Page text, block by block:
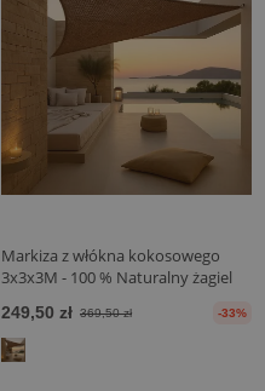
Markiza z włókna kokosowego
3x3x3M - 100 % Naturalny żagiel
249,50 zł 369,50 zł -33%